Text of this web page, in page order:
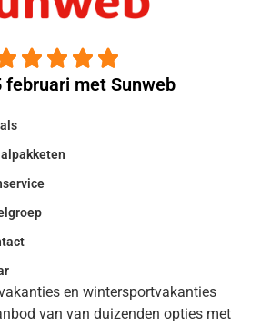
   
februari met Sunweb
en wintersportvakanties
van van duizenden opties met